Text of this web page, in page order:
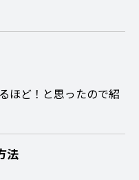
ほど！と思ったので紹
法